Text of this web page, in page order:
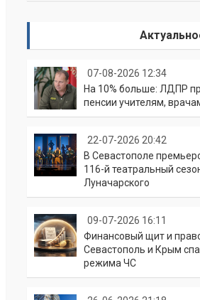
07-08-2026 12:34
На 10% больше: ЛДПР
пенсии учителям,
22-07-2026 20:42
В Севастополе
116-й театральный
Луначарского
09-07-2026 16:11
Финансовый щит и
Севастополь и Крым
режима ЧС